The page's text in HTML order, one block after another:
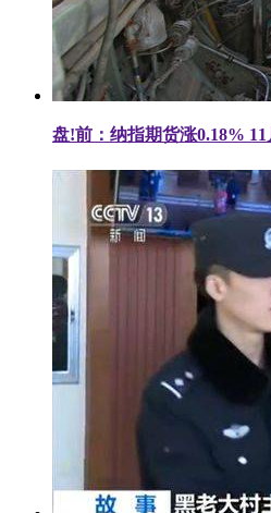
盘!前：纳指期货涨0.18%